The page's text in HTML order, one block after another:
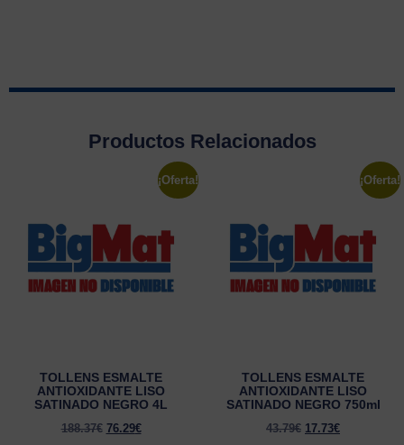
Productos Relacionados
¡Oferta!
TOLLENS ESMALTE
ANTIOXIDANTE LISO
SATINADO NEGRO 4L
188.37€ 76.29€
¡Oferta!
TOLLENS ESMALTE
ANTIOXIDANTE LISO
SATINADO NEGRO 750ml
43.79€ 17.73€